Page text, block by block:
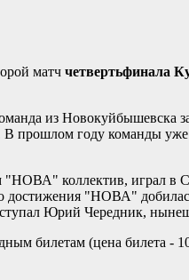
матч четвертьфинала
из Новокуйбышевска
В прошлом году команды
"НОВА" коллектив, играл в
достижения "НОВА"
Юрий Чередник,
билетам (цена билета -